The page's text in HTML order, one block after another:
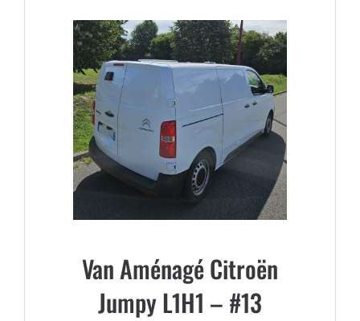
Van Aménagé Citroën
Jumpy L1H1 – #13